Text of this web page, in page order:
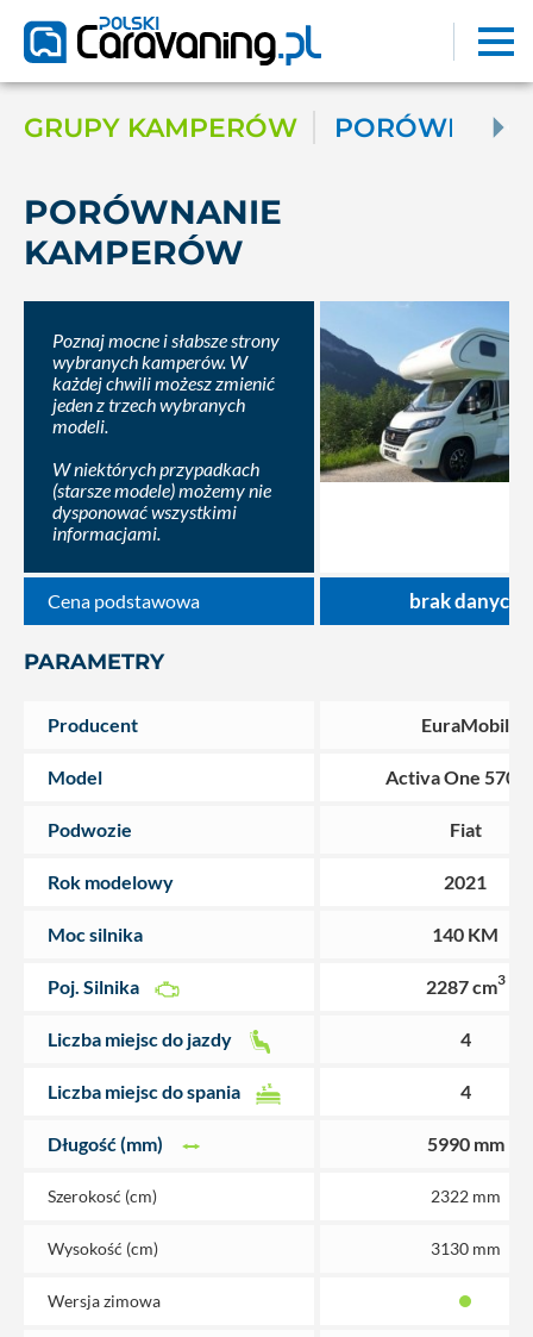
GRUPY KAMPERÓW PORÓWNAJ
PORÓWNANIE
KAMPERÓW
Poznaj mocne i słabsze strony
wybranych kamperów. W
każdej chwili możesz zmienić
jeden z trzech wybranych
modeli.
W niektórych przypadkach
(starsze modele) możemy nie
dysponować wszystkimi
informacjami.
Cena podstawowa
PARAMETRY
Producent
Model
Podwozie
Rok modelowy
Moc silnika
Poj. Silnika
Liczba miejsc do jazdy
Liczba miejsc do spania
Długość (mm)
Szerokosć (cm)
Wysokość (cm)
Wersja zimowa
brak danych
EuraMobil
Activa One 570
Fiat
2021
140 KM
2287 cm3
4
4
5990 mm
2322 mm
3130 mm